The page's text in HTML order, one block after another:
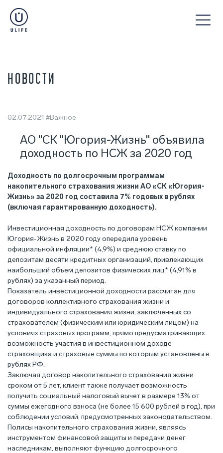
НОВОСТИ
02.07.2021 #Важное
АО "СК "Югория-Жизнь" объявила
доходность по НСЖ за 2020 год
Доходность по долгосрочным программам
накопительного страхования жизни АО «СК «Югория-
Жизнь» за 2020 год составила 7% годовых в рублях
(включая гарантированную доходность).
Инвестиционная доходность по договорам НСЖ компании
Югория-Жизнь в 2020 году опередила уровень
официальной инфляции* (4,9%) и среднюю ставку по
депозитам десяти кредитных организаций, привлекающих
наибольший объем депозитов физических лиц* (4,91% в
рублях) за указанный период.
Показатель инвестиционной доходности рассчитан для
договоров коллективного страхования жизни и
индивидуального страхования жизни, заключенных со
страхователем (физическим или юридическим лицом) на
условиях страховых программ, прямо предусматривающих
возможность участия в инвестиционном доходе
страховщика и страховые суммы по которым установлены в
рублях РФ.
Заключая договор накопительного страхования жизни
сроком от 5 лет, клиент также получает возможность
получить социальный налоговый вычет в размере 13% от
суммы ежегодного взноса (не более 15 600 рублей в год), при
соблюдении условий, предусмотренных законодательством.
Полисы накопительного страхования жизни, являясь
инструментом финансовой защиты и передачи денег
наследникам, выполняют функцию долгосрочного